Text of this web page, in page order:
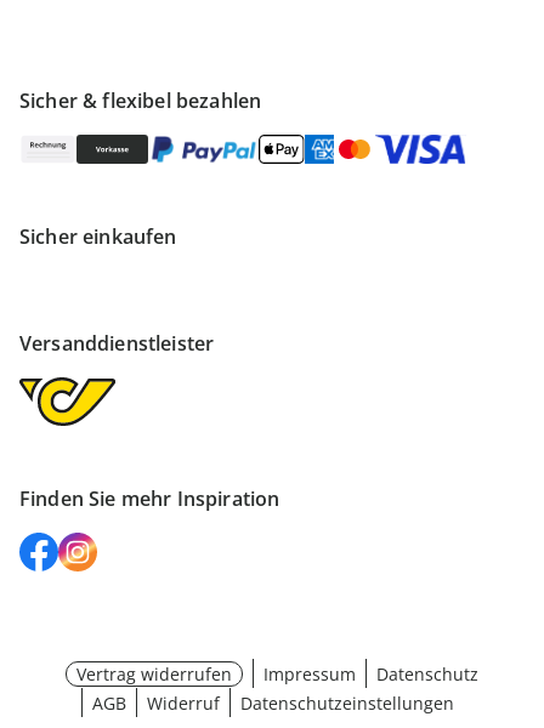
Sicher & flexibel bezahlen
Sicher einkaufen
Versanddienstleister
Finden Sie mehr Inspiration
Vertrag widerrufen Impressum
Datenschutz
AGB
Widerruf Datenschutzeinstellungen